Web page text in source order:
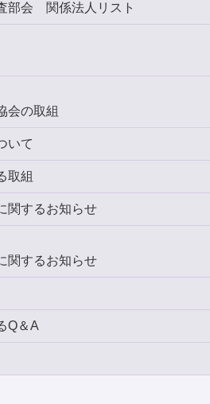
部会 関係法人リスト
会の取組
いて
取組
関するお知らせ
関するお知らせ
Q＆A